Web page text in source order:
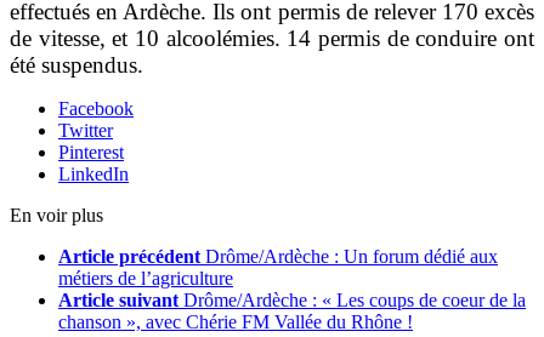
effectués en Ardèche. Ils ont permis de relever 170 excès
de vitesse, et 10 alcoolémies. 14 permis de conduire ont
été suspendus.
Facebook
Twitter
Pinterest
LinkedIn
En voir plus
Article précédent Drôme/Ardèche : Un forum dédié aux
métiers de l’agriculture
Article suivant Drôme/Ardèche : « Les coups de coeur de la
chanson », avec Chérie FM Vallée du Rhône !